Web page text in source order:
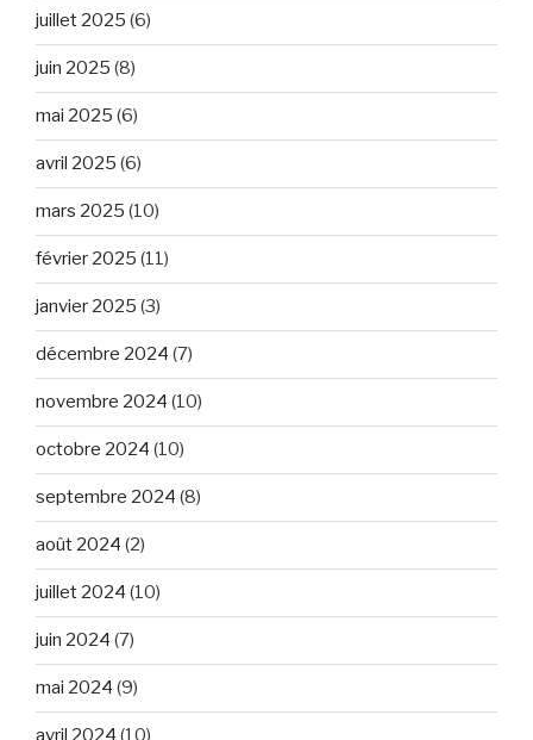
juillet 2025 (6)
juin 2025 (8)
mai 2025 (6)
avril 2025 (6)
mars 2025 (10)
février 2025 (11)
janvier 2025 (3)
décembre 2024 (7)
novembre 2024 (10)
octobre 2024 (10)
septembre 2024 (8)
août 2024 (2)
juillet 2024 (10)
juin 2024 (7)
mai 2024 (9)
avril 2024 (10)